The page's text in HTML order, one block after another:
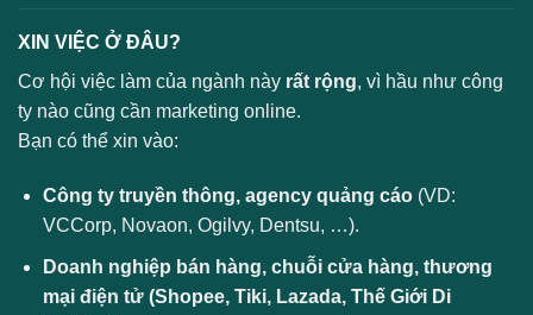
XIN VIỆC Ở ĐÂU?
Cơ hội việc làm của ngành này rất rộng, vì hầu như công
ty nào cũng cần marketing online.
Bạn có thể xin vào:
Công ty truyền thông, agency quảng cáo(VD:
VCCorp, Novaon, Ogilvy, Dentsu, …).
Doanh nghiệp bán hàng, chuỗi cửa hàng, thương
mại điện tử (Shopee, Tiki, Lazada, Thế Giới Di